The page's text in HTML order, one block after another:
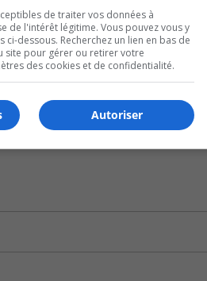
et que le débat pourra avoir
de traiter vos données à
de l'intérêt légitime. Vous pouvez vous y
dessous. Recherchez un lien en bas de
site pour gérer ou retirer votre
des cookies et de confidentialité.
Autoriser